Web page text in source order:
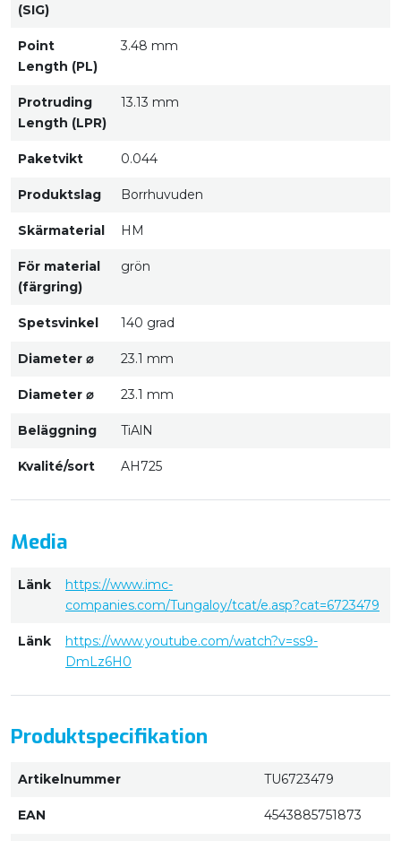
(SIG)
Point
Length (PL)
3.48 mm
Protruding
Length (LPR)
13.13 mm
Paketvikt 0.044
Produktslag Borrhuvuden
Skärmaterial HM
För material
(färgring)
grön
Spetsvinkel 140 grad
Diameter ⌀ 23.1 mm
Diameter ⌀ 23.1 mm
Beläggning TiAlN
Kvalité/sort AH725
Media
Länk
https://www.imc-
companies.com/Tungaloy/tcat/e.asp?cat=6723479
Länk
https://www.youtube.com/watch?v=ss9-
DmLz6H0
Produktspecifikation
Artikelnummer TU6723479
EAN 4543885751873